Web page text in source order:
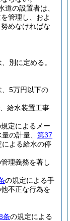
道の設置者は、
管理し、およ
めなければな
別に定める。
5万円以下の
給水装置工事
定によるメー
の計量、 第37
による給水の停
理義務を著し
の規定による手
不正な行為を
条の規定による